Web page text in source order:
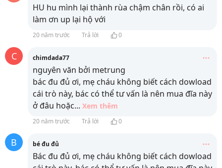
HU hu mình lại thành rùa chậm chân rồi, có ai
làm ơn up lại hộ với
20 năm trước Trả lời 0
C chimdada77
nguyên văn bởi metrung
bác đu đủ ơi, mẹ cháu không biết cách dowload
cái trò này, bác có thể tư vấn là nên mua đĩa này
ở đâu hoặc... Xem thêm
20 năm trước Trả lời 0
B bé đu đủ
Bác đu đủ ơi, mẹ cháu không biết cách dowload